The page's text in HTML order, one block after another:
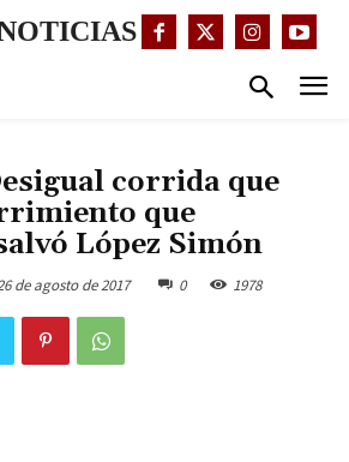
corrida que
que
López Simón
de agosto de 2017 0 1978